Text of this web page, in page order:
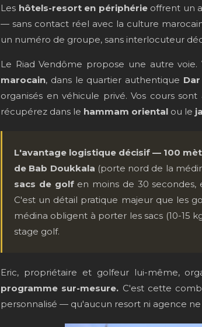
Les hôtels-resort en périphérieoffrent un
— sans contact réel avec la culture
un numéro de groupe, sans interlocuteur
Le Riad Vendôme propose une autre voie.
marocain, dans le quartier authentique
organisés en véhicule privé. Vos cours sont
récupérez dans le hammam oriental ou le
L'avantage logistique décisif — 100
de Bab Doukkala (porte nord de la
sacs de golfen moins de 30
C'est un détail pratique majeur que les
médina obligent à porter les sacs (10-15
stage golf.
Eric, propriétaire et golfeur lui-même,
programme sur-mesure. C'est cette
personnalisé — qu'aucun resort ni agence